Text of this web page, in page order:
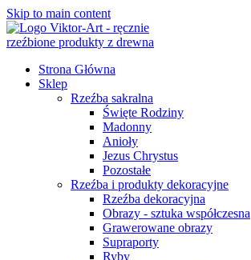
Skip to main content
Strona Główna
Sklep
Rzeźba sakralna
Święte Rodziny
Madonny
Anioły
Jezus Chrystus
Pozostałe
Rzeźba i produkty dekoracyjne
Rzeźba dekoracyjna
Obrazy - sztuka współczesna
Grawerowane obrazy
Supraporty
Ryby